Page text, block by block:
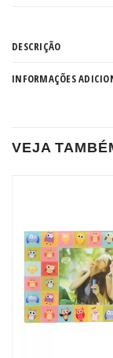
DESCRIÇÃO
INFORMAÇÕES
VEJA